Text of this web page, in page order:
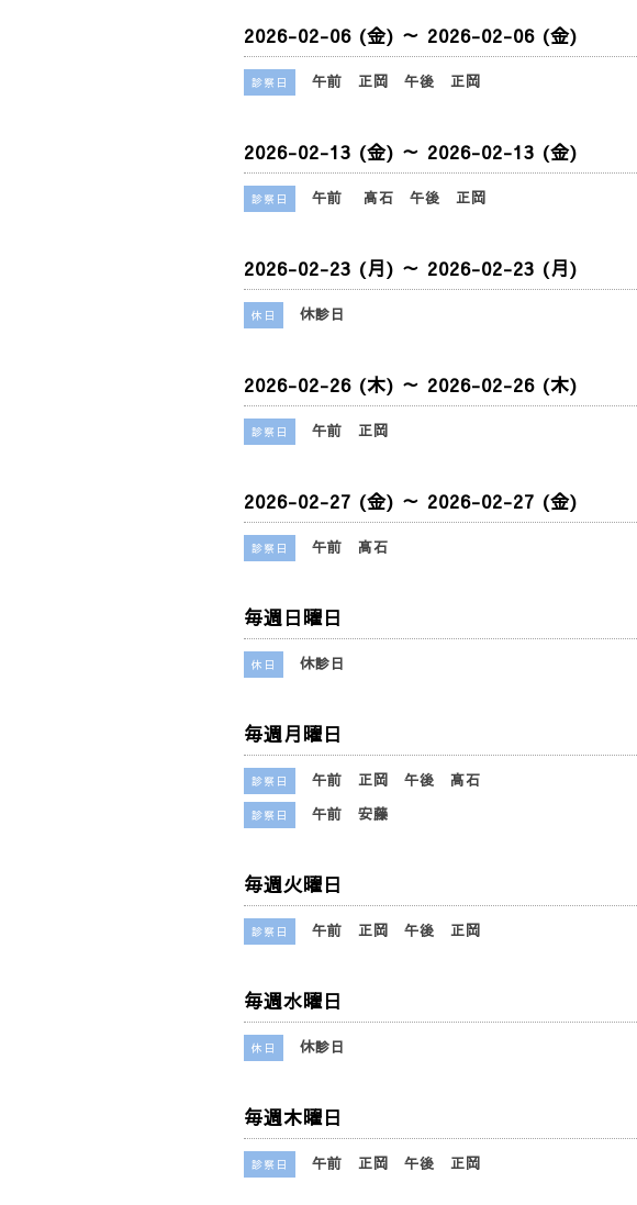
2026-02-06 (金) ～ 2026-02-06 (金)
診察日 午前 正岡 午後 正岡
2026-02-13 (金) ～ 2026-02-13 (金)
診察日 午前 高石 午後 正岡
2026-02-23 (月) ～ 2026-02-23 (月)
休日 休診日
2026-02-26 (木) ～ 2026-02-26 (木)
診察日 午前 正岡
2026-02-27 (金) ～ 2026-02-27 (金)
診察日 午前 髙石
毎週日曜日
休日 休診日
毎週月曜日
診察日 午前 正岡 午後 髙石
診察日 午前 安藤
毎週火曜日
診察日 午前 正岡 午後 正岡
毎週水曜日
休日 休診日
毎週木曜日
診察日 午前 正岡 午後 正岡